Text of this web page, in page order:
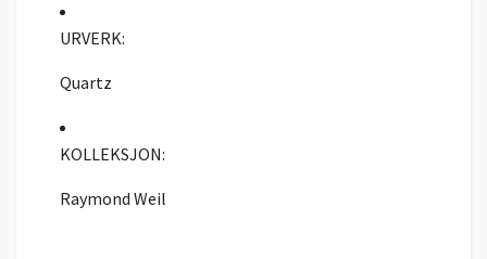
URVERK:
Quartz
KOLLEKSJON:
Raymond Weil